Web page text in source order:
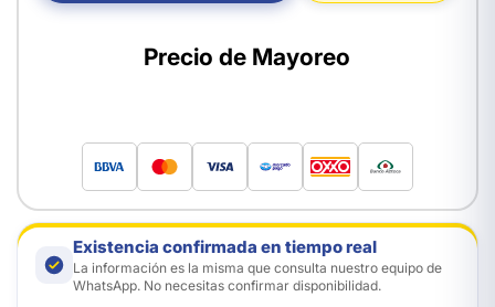
Precio de Mayoreo
Existencia confirmada en tiempo real
La información es la misma que consulta nuestro equipo de
WhatsApp. No necesitas confirmar disponibilidad.